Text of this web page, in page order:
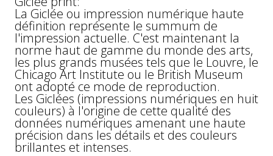
La Giclée ou impression numérique haute
définition représente le summum de
l'impression actuelle. C'est maintenant la
norme haut de gamme du monde des arts,
les plus grands musées tels que le Louvre, le
Chicago Art Institute ou le British Museum
ont adopté ce mode de reproduction.
Les Giclées (impressions numériques en huit
couleurs) à l'origine de cette qualité des
données numériques amenant une haute
précision dans les détails et des couleurs
brillantes et intenses.